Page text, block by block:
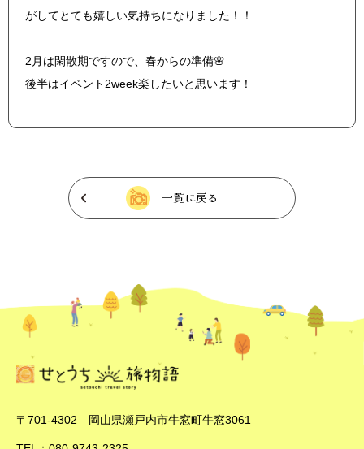
がしてとても嬉しい気持ちになりました！！
2月は閑散期ですので、春からの準備🌸
後半はイベント2week楽したいと思います！
一覧に戻る
〒701-4302 岡山県瀬戸内市牛窓町牛窓3061